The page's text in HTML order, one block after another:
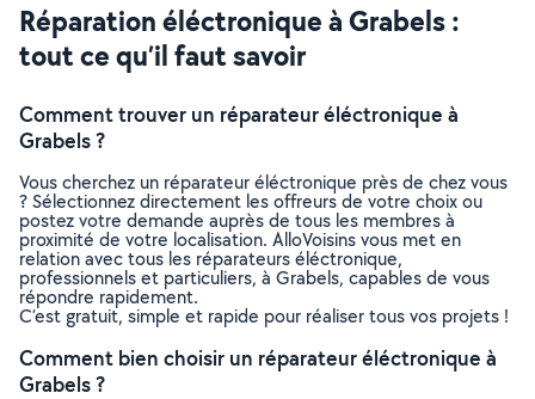
Réparation éléctronique à Grabels :
tout ce qu’il faut savoir
Comment trouver un réparateur éléctronique à
Grabels ?
Vous cherchez un réparateur éléctronique près de chez vous
? Sélectionnez directement les offreurs de votre choix ou
postez votre demande auprès de tous les membres à
proximité de votre localisation. AlloVoisins vous met en
relation avec tous les réparateurs éléctronique,
professionnels et particuliers, à Grabels, capables de vous
répondre rapidement.
C’est gratuit, simple et rapide pour réaliser tous vos projets !
Comment bien choisir un réparateur éléctronique à
Grabels ?